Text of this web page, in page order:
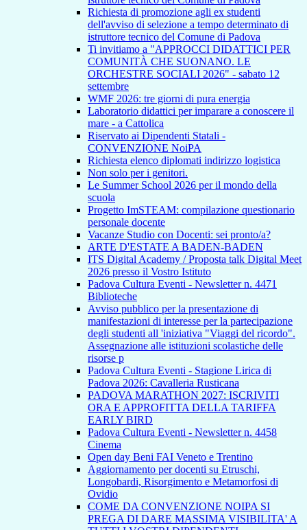
Richiesta di promozione agli ex studenti
dell'avviso di selezione a tempo determinato di
istruttore tecnico del Comune di Padova
Ti invitiamo a "APPROCCI DIDATTICI PER
COMUNITÀ CHE SUONANO. LE
ORCHESTRE SOCIALI 2026" - sabato 12
settembre
WMF 2026: tre giorni di pura energia
Laboratorio didattici per imparare a conoscere il
mare - a Cattolica
Riservato ai Dipendenti Statali -
CONVENZIONE NoiPA
Richiesta elenco diplomati indirizzo logistica
Non solo per i genitori.
Le Summer School 2026 per il mondo della
scuola
Progetto ImSTEAM: compilazione questionario
personale docente
Vacanze Studio con Docenti: sei pronto/a?
ARTE D'ESTATE A BADEN-BADEN
ITS Digital Academy / Proposta talk Digital Meet
2026 presso il Vostro Istituto
Padova Cultura Eventi - Newsletter n. 4471
Biblioteche
Avviso pubblico per la presentazione di
manifestazioni di interesse per la partecipazione
degli studenti all 'iniziativa "Viaggi del ricordo".
Assegnazione alle istituzioni scolastiche delle
risorse p
Padova Cultura Eventi - Stagione Lirica di
Padova 2026: Cavalleria Rusticana
PADOVA MARATHON 2027: ISCRIVITI
ORA E APPROFITTA DELLA TARIFFA
EARLY BIRD
Padova Cultura Eventi - Newsletter n. 4458
Cinema
Open day Beni FAI Veneto e Trentino
Aggiornamento per docenti su Etruschi,
Longobardi, Risorgimento e Metamorfosi di
Ovidio
COME DA CONVENZIONE NOIPA SI
PREGA DI DARE MASSIMA VISIBILITA' A